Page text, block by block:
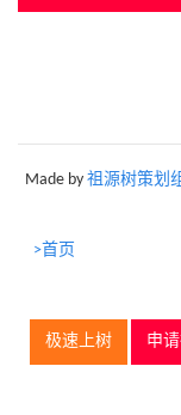
Made by 祖源树策划
>首页
极速上树 申